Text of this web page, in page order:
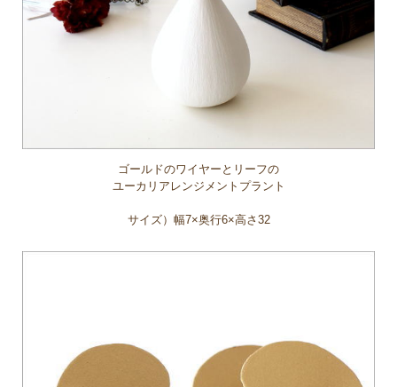
ゴールドのワイヤーとリーフの
ユーカリアレンジメントプラント
サイズ）幅7×奥行6×高さ32